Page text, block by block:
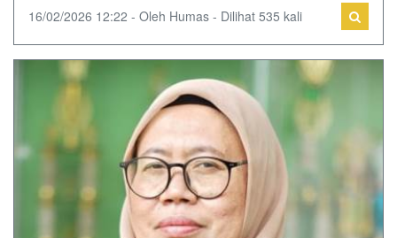
16/02/2026 12:22 - Oleh Humas - Dilihat 535 kali